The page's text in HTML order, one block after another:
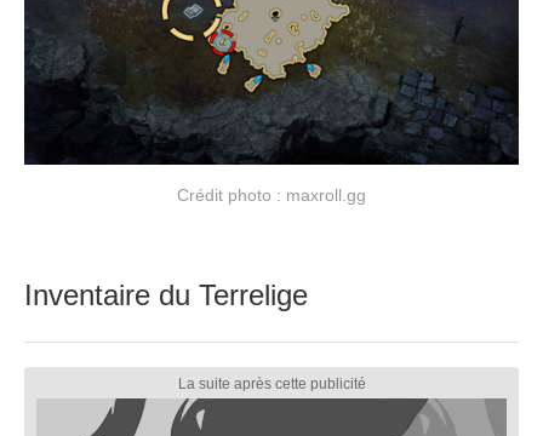
Crédit photo : maxroll.gg
Inventaire du Terrelige